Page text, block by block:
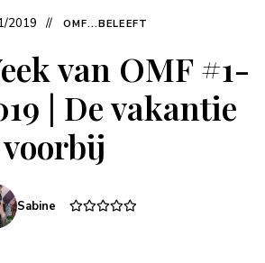
2019 OMF...BELEEFT
van OMF #1-
| De vakantie
Sabine